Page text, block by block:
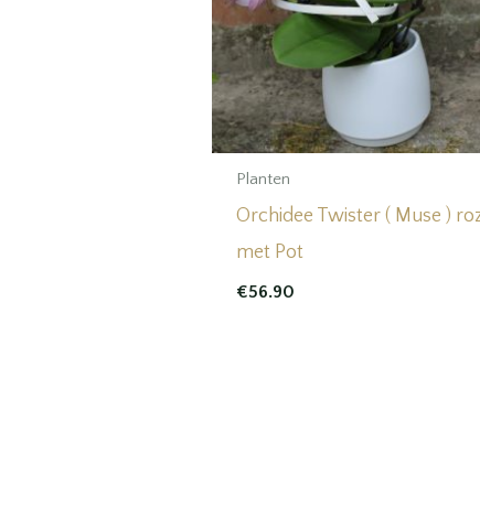
Planten
Orchidee Twister ( Muse )
met Pot
€56.90